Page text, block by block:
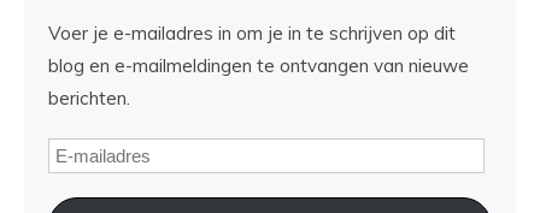
Voer je e-mailadres in om je in te schrijven op dit
blog en e-mailmeldingen te ontvangen van nieuwe
berichten.